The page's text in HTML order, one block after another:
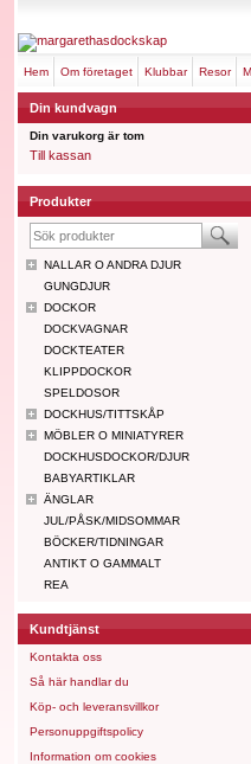
hem om företaget klubbar resor
Din kundvagn
Din varukorg är tom
Till kassan
Produkter
NALLAR O ANDRA DJUR
GUNGDJUR
DOCKOR
DOCKVAGNAR
DOCKTEATER
KLIPPDOCKOR
SPELDOSOR
DOCKHUS/TITTSKÅP
MÖBLER O MINIATYRER
DOCKHUSDOCKOR/DJUR
BABYARTIKLAR
ÄNGLAR
JUL/PÅSK/MIDSOMMAR
BÖCKER/TIDNINGAR
ANTIKT O GAMMALT
REA
Kundtjänst
Kontakta oss
Så här handlar du
Köp- och leveransvillkor
Personuppgiftspolicy
Information om cookies